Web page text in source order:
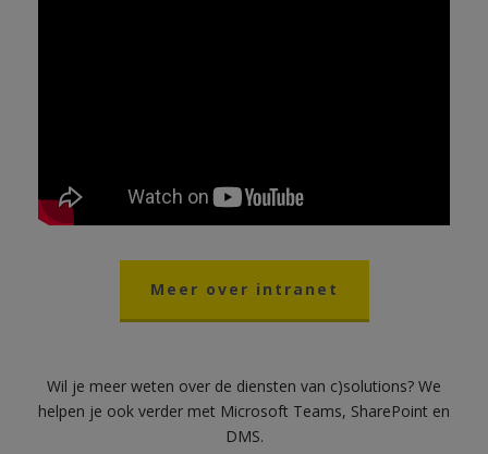
Meer over intranet
Wil je meer weten over de diensten van c)solutions? We
helpen je ook verder met Microsoft Teams, SharePoint en
DMS.